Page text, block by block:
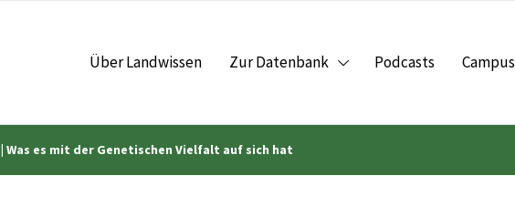
Über Landwissen Zur Datenbank Podcasts Campus
Was es mit der Genetischen Vielfalt auf sich hat